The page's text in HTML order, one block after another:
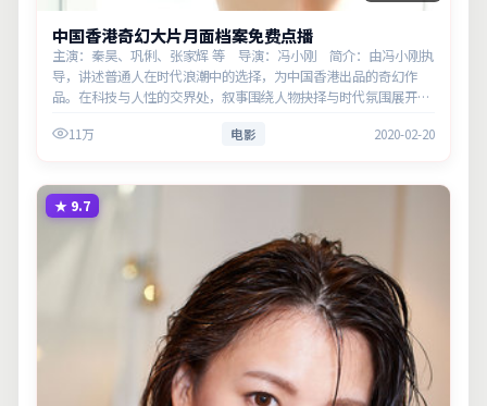
中国香港奇幻大片月面档案免费点播
主演：秦昊、巩俐、张家辉 等 导演：冯小刚 简介：由冯小刚执
导，讲述普通人在时代浪潮中的选择，为中国香港出品的奇幻作
品。在科技与人性的交界处，叙事围绕人物抉择与时代氛围展开，
观赏性与现…
11万 电影 2020-02-20
★ 9.7